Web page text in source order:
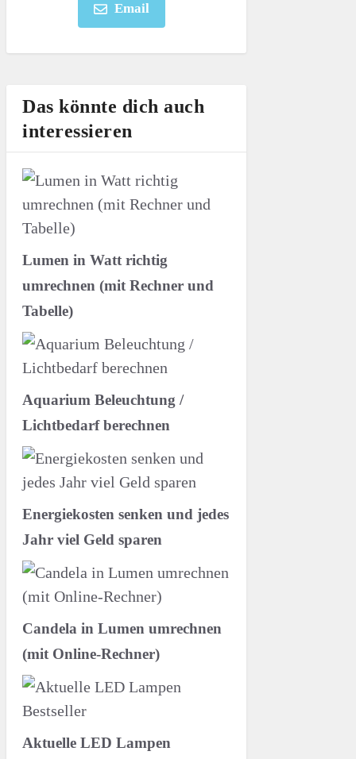
Email
Das könnte dich auch
interessieren
Lumen in Watt richtig
umrechnen (mit Rechner und
Tabelle)
Aquarium Beleuchtung /
Lichtbedarf berechnen
Energiekosten senken und jedes
Jahr viel Geld sparen
Candela in Lumen umrechnen
(mit Online-Rechner)
Aktuelle LED Lampen